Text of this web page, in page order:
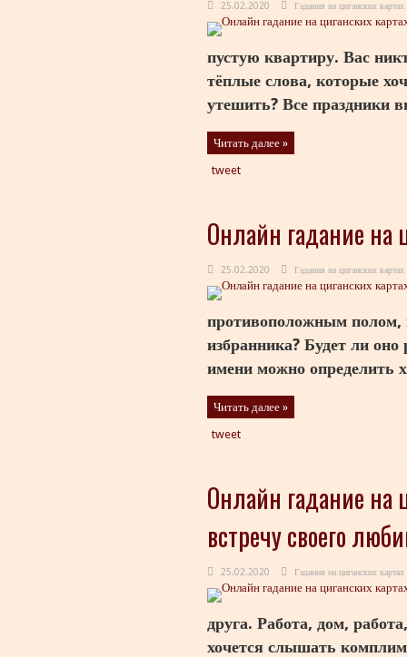
25.02.2020 Гадания на циганских картах
пустую квартиру. Вас
тёплые слова, которые
утешить? Все праздники
Читать далее »
tweet
Онлайн гадание на
25.02.2020 Гадания на циганских картах
противоположным полом,
избранника? Будет ли
имени можно определить
Читать далее »
tweet
Онлайн гадание на
встречу своего
25.02.2020 Гадания на циганских картах
друга. Работа, дом,
хочется слышать